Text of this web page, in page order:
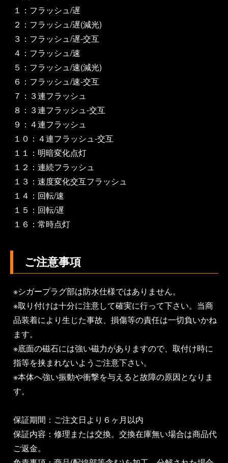
１：フラッシュ/遅
２：フラッシュ/遅(減光)
３：フラッシュ/遅-交互
４：フラッシュ/速
５：フラッシュ/速(減光)
６：フラッシュ/速-交互
７：３連フラッシュ
８：３連フラッシュ-交互
９：４連フラッシュ
１０：４連フラッシュ-交互
１１：明暗変化点灯
１２：連続フラッシュ
１３：速度変化交互フラッシュ
１４：回転/速
１５：回転/遅
１６：常時点灯
ご注意事項
※シガープラグ部は防水仕様ではありません。
※取り付けは十分に注意して確実に行って下さい。当商
品装着により生じた事故、損傷等の責任は一切負いかね
ます。
※底面の磁石には強い磁力がありますので、取付け時に
指等を挟まれないようご注意下さい。
※本体へ強い振動や衝撃を与えると故障の原因となりま
す。
保証期間：ご注文日より６ヶ月以内
保証内容：修理または交換。交換在庫無い場合は商品代
ご返金。